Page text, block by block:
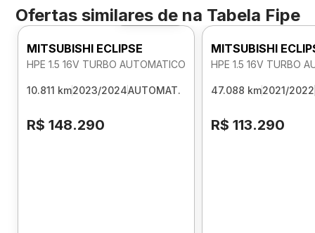
Ofertas similares de na Tabela Fipe
Foto 360º
MITSUBISHI ECLIPSE
HPE 1.5 16V TURBO AUTOMATICO
10.811 km2023/2024AUTOMAT.
R$ 148.290
MITSUBISHI
HPE 1.5 16V TURBO
47.088 km2021/2022
R$ 113.290